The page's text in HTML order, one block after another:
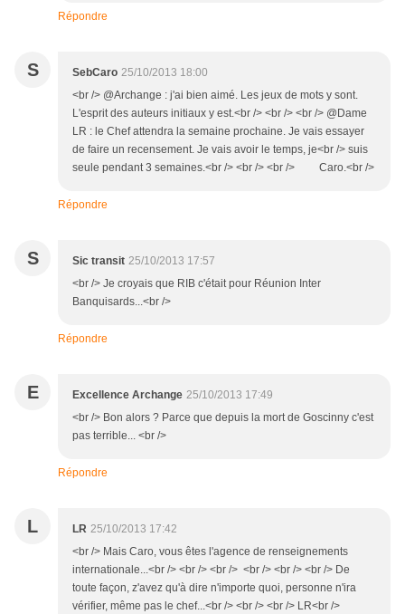
Répondre
S SebCaro 25/10/2013 18:00
<br /> @Archange : j'ai bien aimé. Les jeux de mots y sont.
L'esprit des auteurs initiaux y est.<br /> <br /> <br /> @Dame
LR : le Chef attendra la semaine prochaine. Je vais essayer
de faire un recensement. Je vais avoir le temps, je<br /> suis
seule pendant 3 semaines.<br /> <br /> <br /> Caro.<br />
Répondre
S Sic transit 25/10/2013 17:57
<br /> Je croyais que RIB c'était pour Réunion Inter
Banquisards...<br />
Répondre
E Excellence Archange 25/10/2013 17:49
<br /> Bon alors ? Parce que depuis la mort de Goscinny c'est
pas terrible... <br />
Répondre
L LR 25/10/2013 17:42
<br /> Mais Caro, vous êtes l'agence de renseignements
internationale...<br /> <br /> <br /> <br /> <br /> <br /> De
toute façon, z'avez qu'à dire n'importe quoi, personne n'ira
vérifier, même pas le chef...<br /> <br /> <br /> LR<br />